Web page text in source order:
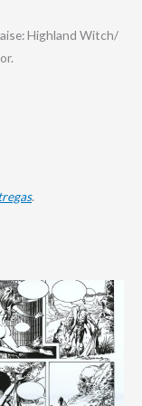
Highland Witch/
.